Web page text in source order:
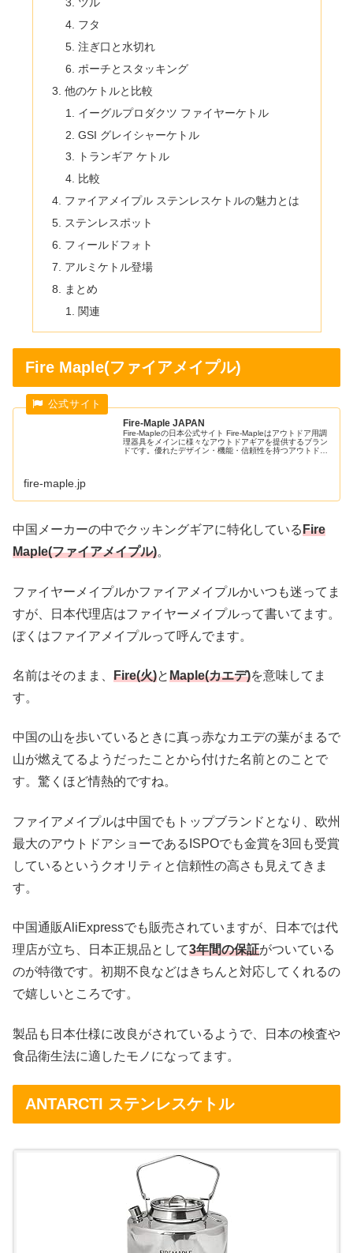
ツル
フタ
注ぎ口と水切れ
ポーチとスタッキング
他のケトルと比較
イーグルプロダクツ ファイヤーケトル
GSI グレイシャーケトル
トランギア ケトル
比較
ファイアメイプル ステンレスケトルの魅力とは
ステンレスポット
フィールドフォト
アルミケトル登場
まとめ
関連
Fire Maple(ファイアメイプル)
Fire-Maple JAPAN
Fire-Mapleの日本公式サイト Fire-Mapleはアウトドア用調
理器具をメインに様々なアウトドアギアを提供するブラン
ドです。優れたデザイン・機能・信頼性を持つアウトドア
fire-maple.jp
中国メーカーの中でクッキングギアに特化しているFire
Maple(ファイアメイプル)。
ファイヤーメイプルかファイアメイプルかいつも迷ってま
すが、日本代理店はファイヤーメイプルって書いてます。
ぼくはファイアメイプルって呼んでます。
名前はそのまま、 Fire(火)とMaple(カエデ)を意味してま
す。
中国の山を歩いているときに真っ赤なカエデの葉がまるで
山が燃えてるようだったことから付けた名前とのことで
す。驚くほど情熱的ですね。
ファイアメイプルは中国でもトップブランドとなり、欧州
最大のアウトドアショーであるISPOでも金賞を3回も受賞
しているというクオリティと信頼性の高さも見えてきま
す。
中国通販AliExpressでも販売されていますが、日本では代
理店が立ち、日本正規品として3年間の保証がついている
のが特徴です。初期不良などはきちんと対応してくれるの
で嬉しいところです。
製品も日本仕様に改良がされているようで、日本の検査や
食品衛生法に適したモノになってます。
ANTARCTI ステンレスケトル